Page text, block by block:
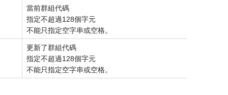
當前群組代碼
指定不超過128個字元
不能只指定空字串或空格。
更新了群組代碼
指定不超過128個字元
不能只指定空字串或空格。